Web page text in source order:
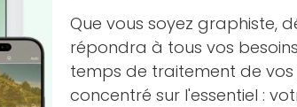
Que vous soyez graphiste,
répondra à tous vos
temps de traitement de
concentré sur l'essentiel :